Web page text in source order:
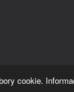
cookie.